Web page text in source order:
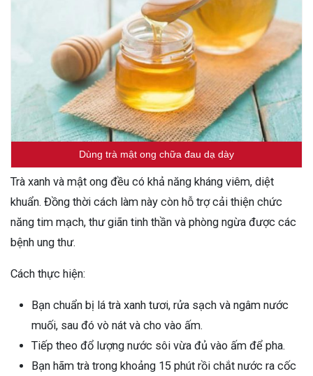
Dùng trà mật ong chữa đau dạ dày
Trà xanh và mật ong đều có khả năng kháng viêm, diệt
khuẩn. Đồng thời cách làm này còn hỗ trợ cải thiện chức
năng tim mạch, thư giãn tinh thần và phòng ngừa được các
bệnh ung thư.
Cách thực hiện:
Bạn chuẩn bị lá trà xanh tươi, rửa sạch và ngâm nước
muối, sau đó vò nát và cho vào ấm.
Tiếp theo đổ lượng nước sôi vừa đủ vào ấm để pha.
Bạn hãm trà trong khoảng 15 phút rồi chắt nước ra cốc